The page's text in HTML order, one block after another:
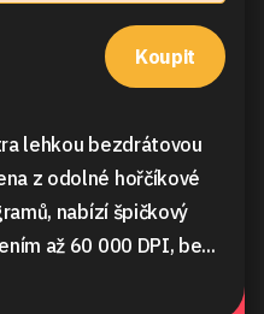
Koupit
lehkou bezdrátovou
z odolné hořčíkové
nabízí špičkový
až 60 000 DPI, be...